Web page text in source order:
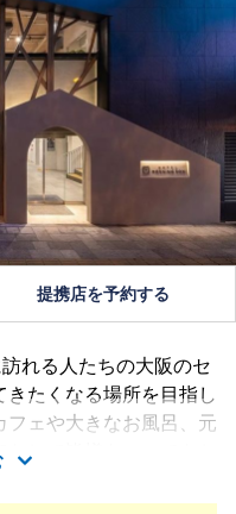
提携店を予約する
れる人たちの大阪のセ
たくなる場所を目指し
ェや大きなお風呂、元
しで皆様をいつでもお